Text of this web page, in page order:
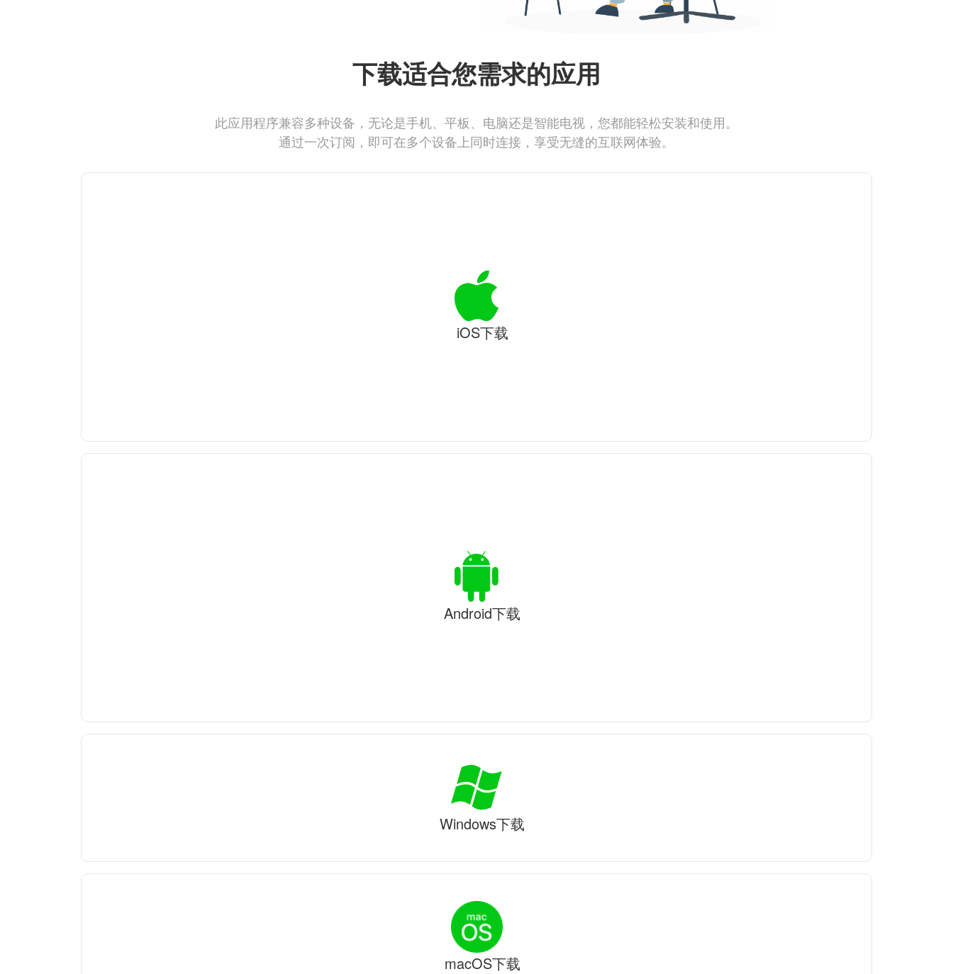
下载适合您需求的应用
此应用程序兼容多种设备，无论是手机、平板、电脑还是智能电视，您都能轻松安装和使用。
通过一次订阅，即可在多个设备上同时连接，享受无缝的互联网体验。
iOS下载
Android下载
Windows下载
macOS下载